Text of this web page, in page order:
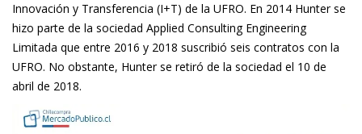
Innovación y Transferencia (I+T) de la UFRO. En 2014 Hunter se
hizo parte de la sociedad Applied Consulting Engineering
Limitada que entre 2016 y 2018 suscribió seis contratos con la
UFRO. No obstante, Hunter se retiró de la sociedad el 10 de
abril de 2018.